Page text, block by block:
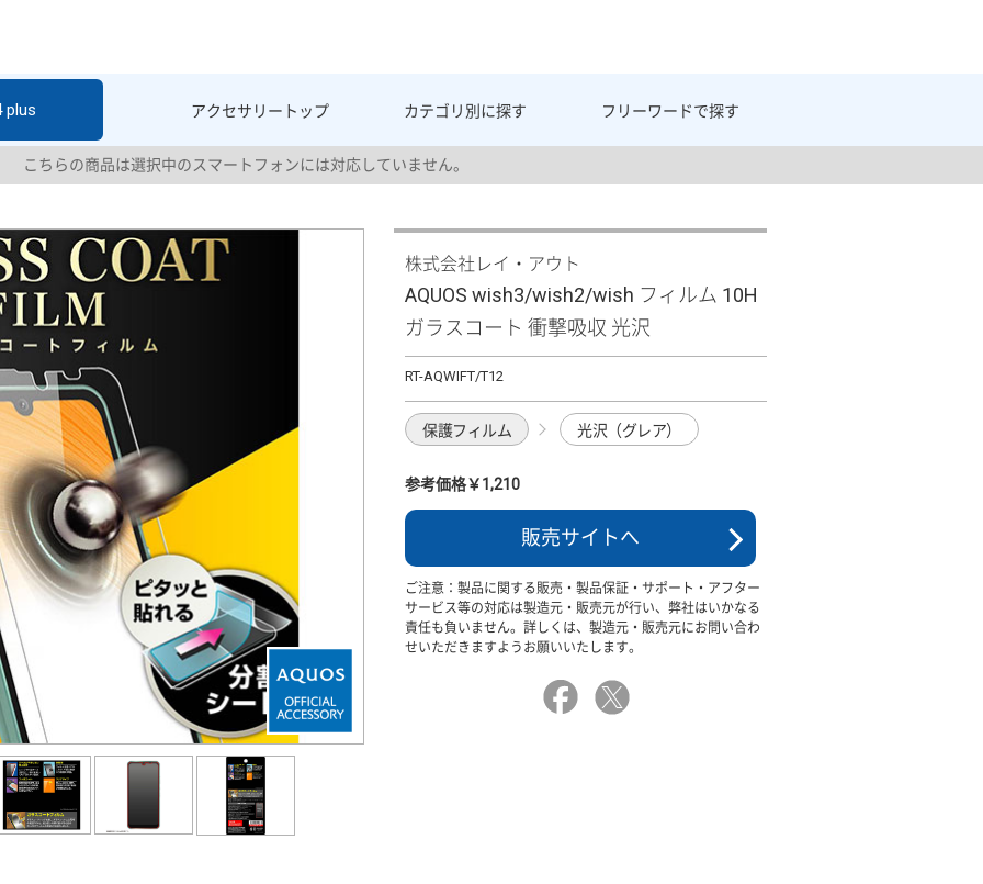
アクセサリー トップ カテゴリ別に探す フリーワードで探す
plus
こちらの商品は選択中のスマートフォンには対応していません。
株式会社レイ・アウト
AQUOS wish3/wish2/wish フィルム 10H
ガラスコート 衝撃吸収 光沢
RT-AQWIFT/T12
保護フィルム 光沢（グレア）
参考価格￥1,210
販売サイトへ
ご注意：製品に関する販売・製品保証・サポート・アフター
サービス等の対応は製造元・販売元が行い、弊社はいかなる
責任も負いません。詳しくは、製造元・販売元にお問い合わ
せいただきますようお願いいたします。